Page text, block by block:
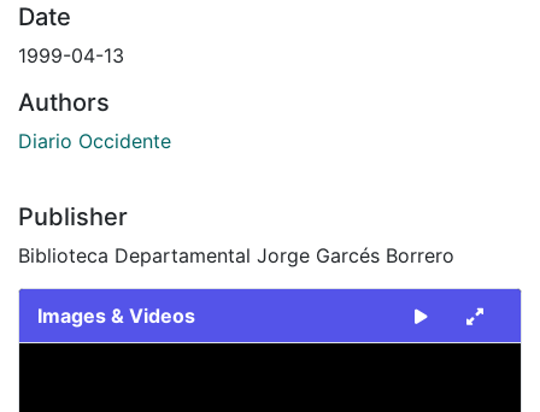
Date
1999-04-13
Authors
Diario Occidente
Publisher
Biblioteca Departamental Jorge Garcés Borrero
Images & Videos